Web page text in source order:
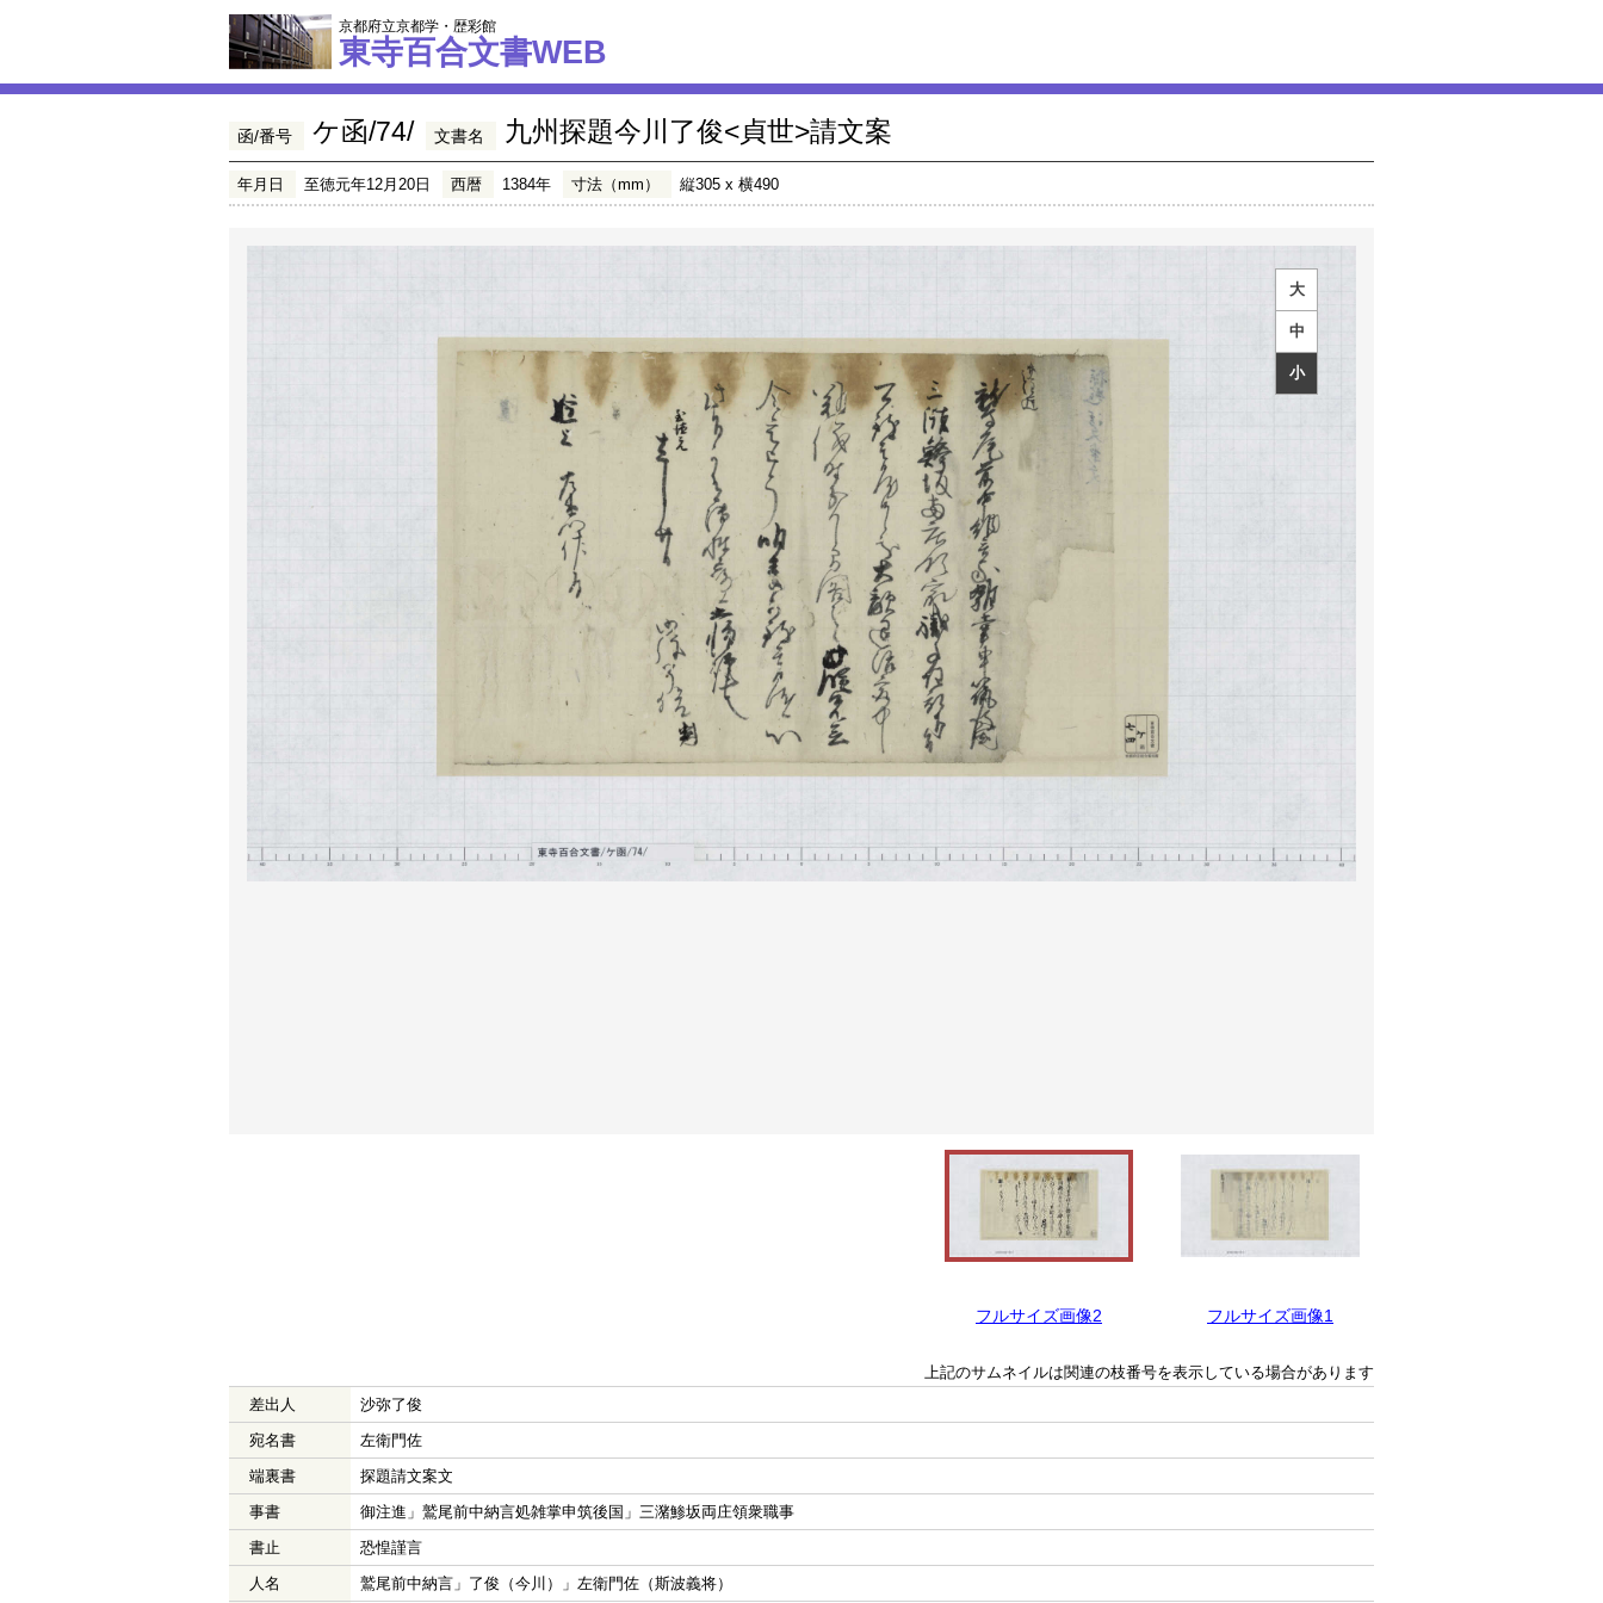
京都府立京都学・歴彩館
東寺百合文書WEB
函/番号 ケ函/74/ 文書名 九州探題今川了俊<貞世>請文案
年月日 至徳元年12月20日 西暦 1384年 寸法（mm） 縦305 x 横490
大
中
小
フルサイズ画像2 フルサイズ画像1
上記のサムネイルは関連の枝番号を表示している場合があります
差出人
沙弥了俊
宛名書
左衛門佐
端裏書
探題請文案文
事書
御注進」鷲尾前中納言処雑掌申筑後国」三潴鯵坂両庄領衆職事
書止
恐惶謹言
人名
鷲尾前中納言」了俊（今川）」左衛門佐（斯波義将）